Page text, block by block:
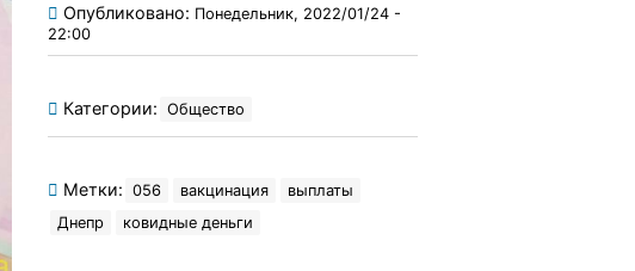
Опубликовано: Понедельник, 2022/01/24 -
22:00
Категории: Общество
Метки: 056 вакцинация
выплаты
Днепр
ковидные деньги